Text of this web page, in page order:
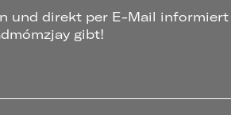
und direkt per E-Mail
gibt!